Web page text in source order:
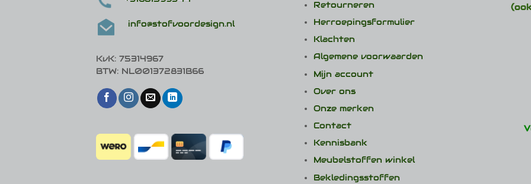
info@stofvoordesign.nl
KvK: 75314967
BTW: NL001372831B66
Retourneren
Herroepingsformulier
Klachten
Algemene voorwaarden
Mijn account
Over ons
Onze merken
Contact
Kennisbank
Meubelstoffen winkel
Bekledingsstoffen